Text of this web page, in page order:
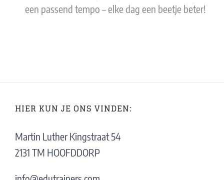
een passend tempo – elke dag een beetje beter!
HIER KUN JE ONS VINDEN:
Martin Luther Kingstraat 54
2131 TM HOOFDDORP